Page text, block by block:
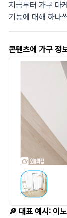
지금부터 가구 마
기능에 대해 하나
콘텐츠에 가구 정
🔎 대표 예시: 이